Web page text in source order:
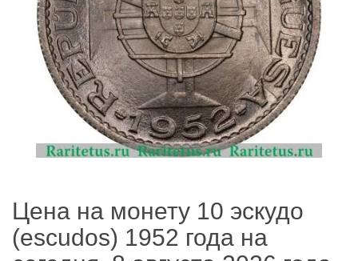
Цена на монету 10 эскудо
(escudos) 1952 года на